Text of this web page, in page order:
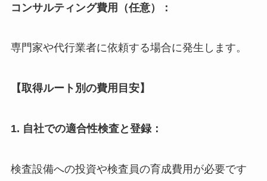
コンサルティング費用（任意）：
専門家や代行業者に依頼する場合に発生します。
【取得ルート別の費用目安】
1. 自社での適合性検査と登録：
検査設備への投資や検査員の育成費用が必要です